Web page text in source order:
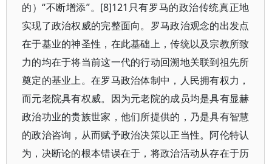
的）“不断增添”。[8]121只有罗马的政治传统真正地
实现了政治权威的完整面向。罗马政治观念的出发点
在于基业的神圣性，在此基础上，传统以及宗教所致
力的均在于将当前这一代的行动回溯地关联到祖先所
奠定的基业上。在罗马政治体制中，人民拥有权力，
而元老院具有权威。因为元老院的成员均是具有显赫
政治功业的贵族世家，他们所提供的，乃是具有智慧
的政治咨询，从而赋予政治决策以正当性。阿伦特认
为，决断论的根本错误在于，将政治活动从存在于历